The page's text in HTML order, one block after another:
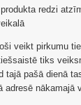
redzi
veikt pirkumu
tiks
tajā pašā dienā
adresē nākamajā